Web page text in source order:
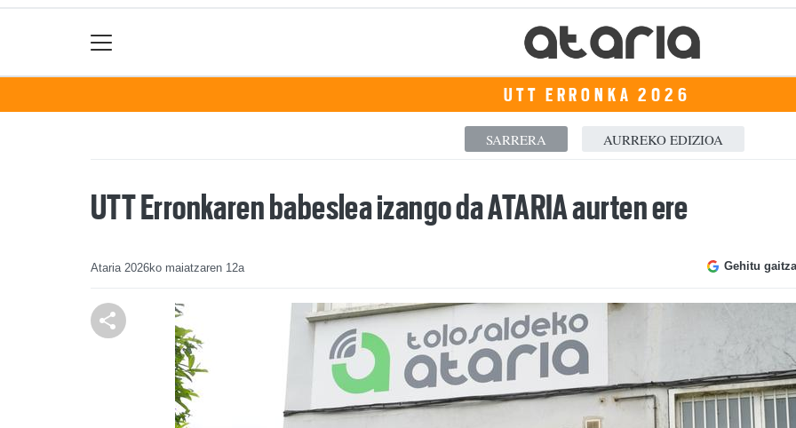
UTT ERRONKA 2026
SARRERA AURREKO EDIZIOA
UTT Erronkaren babeslea izango da ATARIA aurten ere
Ataria 2026ko maiatzaren 12a Gehitu